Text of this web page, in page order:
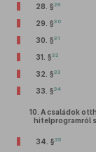
28. §29
29. §30
30. §31
31. §32
32. §33
33. §34
10. A családok
hitelprogramról
34. §35